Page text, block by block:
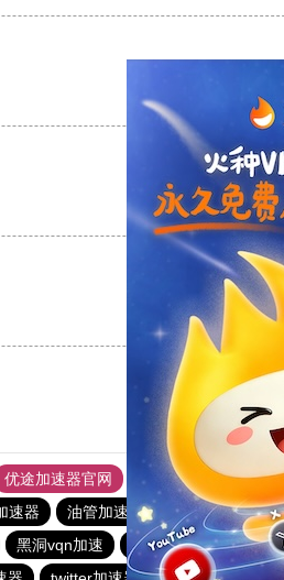
优途加速器官网 风驰加速器 旋风
速器 油管加速器
加速器试用一天
黑洞vqn加速 海鸥加速器 天行